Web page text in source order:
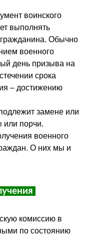
воинского
выполнять
Обычно
военного
день призыва на
срока
– достижению
замене или
или порчи.
военного
О них мы и
комиссию в
по состоянию